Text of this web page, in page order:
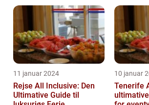
11 januar 2024
Rejse All Inclusive: Den
Ultimative Guide til
10 januar
Tenerife